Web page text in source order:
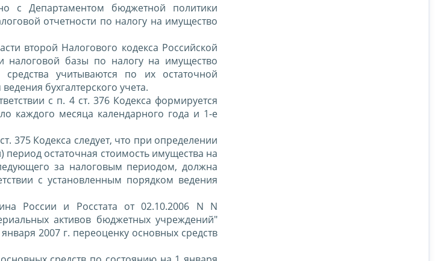
с Департаментом бюджетной политики
отчетности по налогу на имущество
второй Налогового кодекса Российской
налоговой базы по налогу на имущество
учитываются по их остаточной
бухгалтерского учета.
с п. 4 ст. 376 Кодекса формируется
каждого месяца календарного года и 1-е
375 Кодекса следует, что при определении
остаточная стоимость имущества на
за налоговым периодом, должна
с установленным порядком ведения
России и Росстата от 02.10.2006 N N
активов бюджетных учреждений"
2007 г. переоценку основных средств